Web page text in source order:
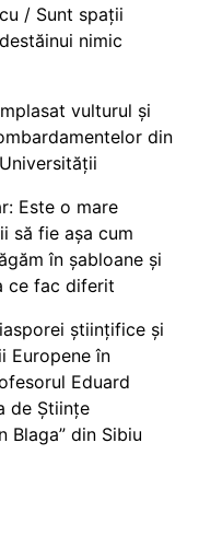
/ Sunt spații
nimic
vulturul și
din
Este o mare
să fie așa cum
în șabloane și
ce fac diferit
științifice și
Europene în
Eduard
de Științe
Blaga” din Sibiu